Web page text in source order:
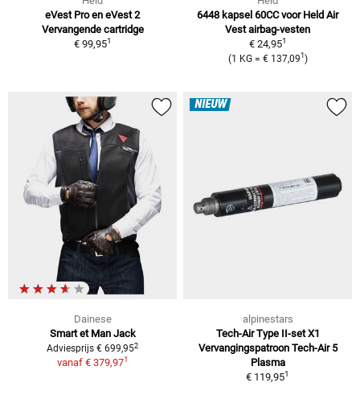
eVest Pro en eVest 2
Vervangende cartridge
€ 99,951
6448 kapsel 60CC voor Held Air
Vest airbag-vesten
€ 24,951
(1 KG = € 137,091 )
Dainese
Smart et Man Jack
Adviesprijs € 699,952
vanaf € 379,971
NIEUW
alpinestars
Tech-Air Type II-set X1
Vervangingspatroon Tech-Air 5
Plasma
€ 119,951